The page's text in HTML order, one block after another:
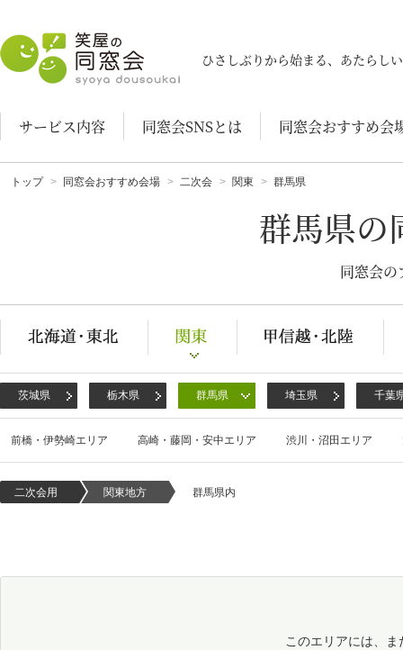
笑屋の同窓会
ひさしぶりから始まる、あたらし
サービス内容 同窓会SNSとは 同窓会おすすめ会
トップ 同窓会おすすめ会場 二次会 関東 群馬県
群馬県の
同窓会の
茨城県 栃木県 群馬県 埼玉県 千葉
前橋・伊勢崎エリア 高崎・藤岡・安中エリア 渋川・沼田エリア
二次会用 関東地方 群馬県内
このエリアには、